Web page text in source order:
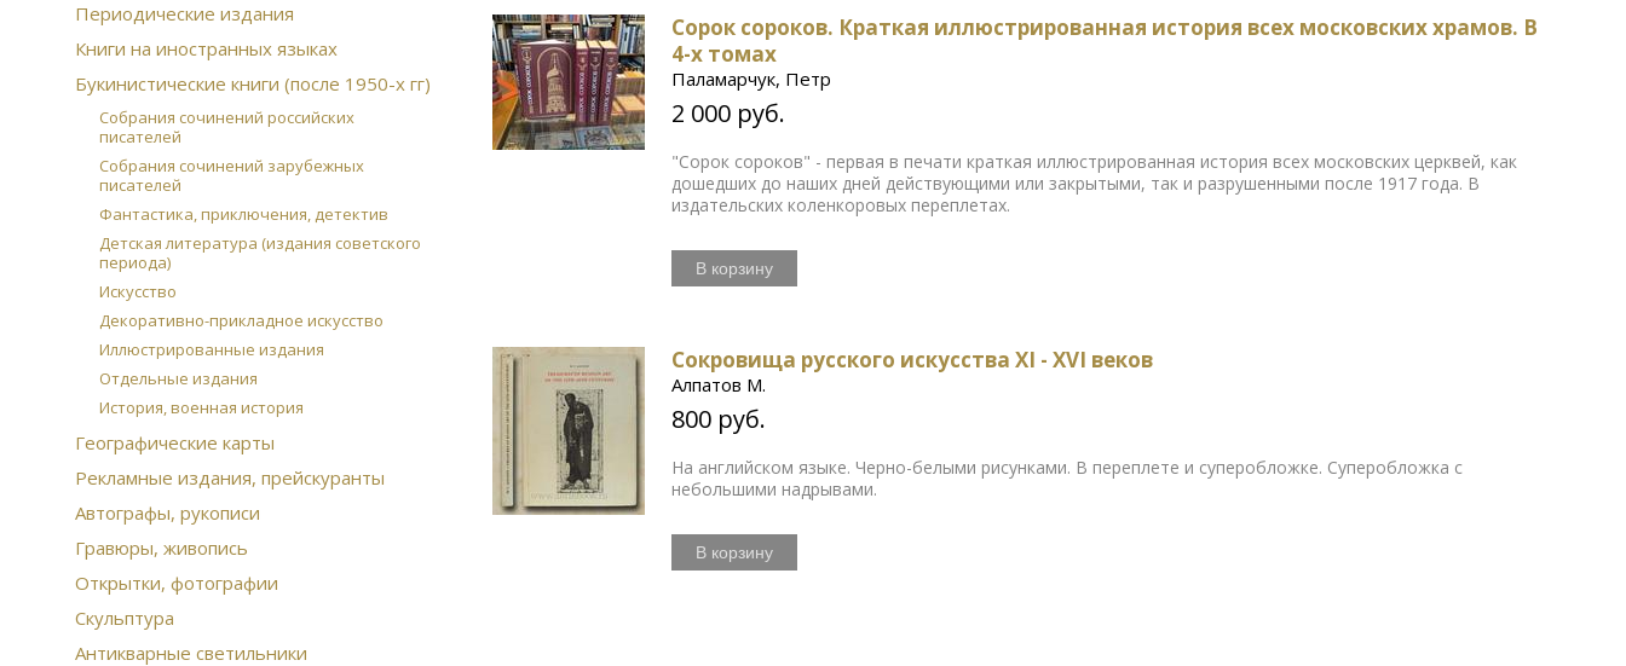
Периодические издания
Книги на иностранных языках
Букинистические книги (после 1950-х гг)
Собрания сочинений российских
писателей
Собрания сочинений зарубежных
писателей
Фантастика, приключения, детектив
Детская литература (издания советского
периода)
Искусство
Декоративно-прикладное искусство
Иллюстрированные издания
Отдельные издания
История, военная история
Географические карты
Рекламные издания, прейскуранты
Автографы, рукописи
Гравюры, живопись
Открытки, фотографии
Скульптура
Антикварные светильники
Сорок сороков. Краткая иллюстрированная история всех московских храмов. В
4-х томах
Паламарчук, Петр
2 000 руб.
"Сорок сороков" - первая в печати краткая иллюстрированная история всех московских церквей, как
дошедших до наших дней действующими или закрытыми, так и разрушенными после 1917 года. В
издательских коленкоровых переплетах.
В корзину
Сокровища русского искусства XI - XVI веков
Алпатов М.
800 руб.
На английском языке. Черно-белыми рисунками. В переплете и суперобложке. Суперобложка с
небольшими надрывами.
В корзину